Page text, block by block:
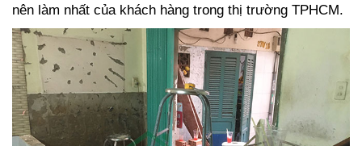
nên làm nhất của khách hàng trong thị trường TPHCM.